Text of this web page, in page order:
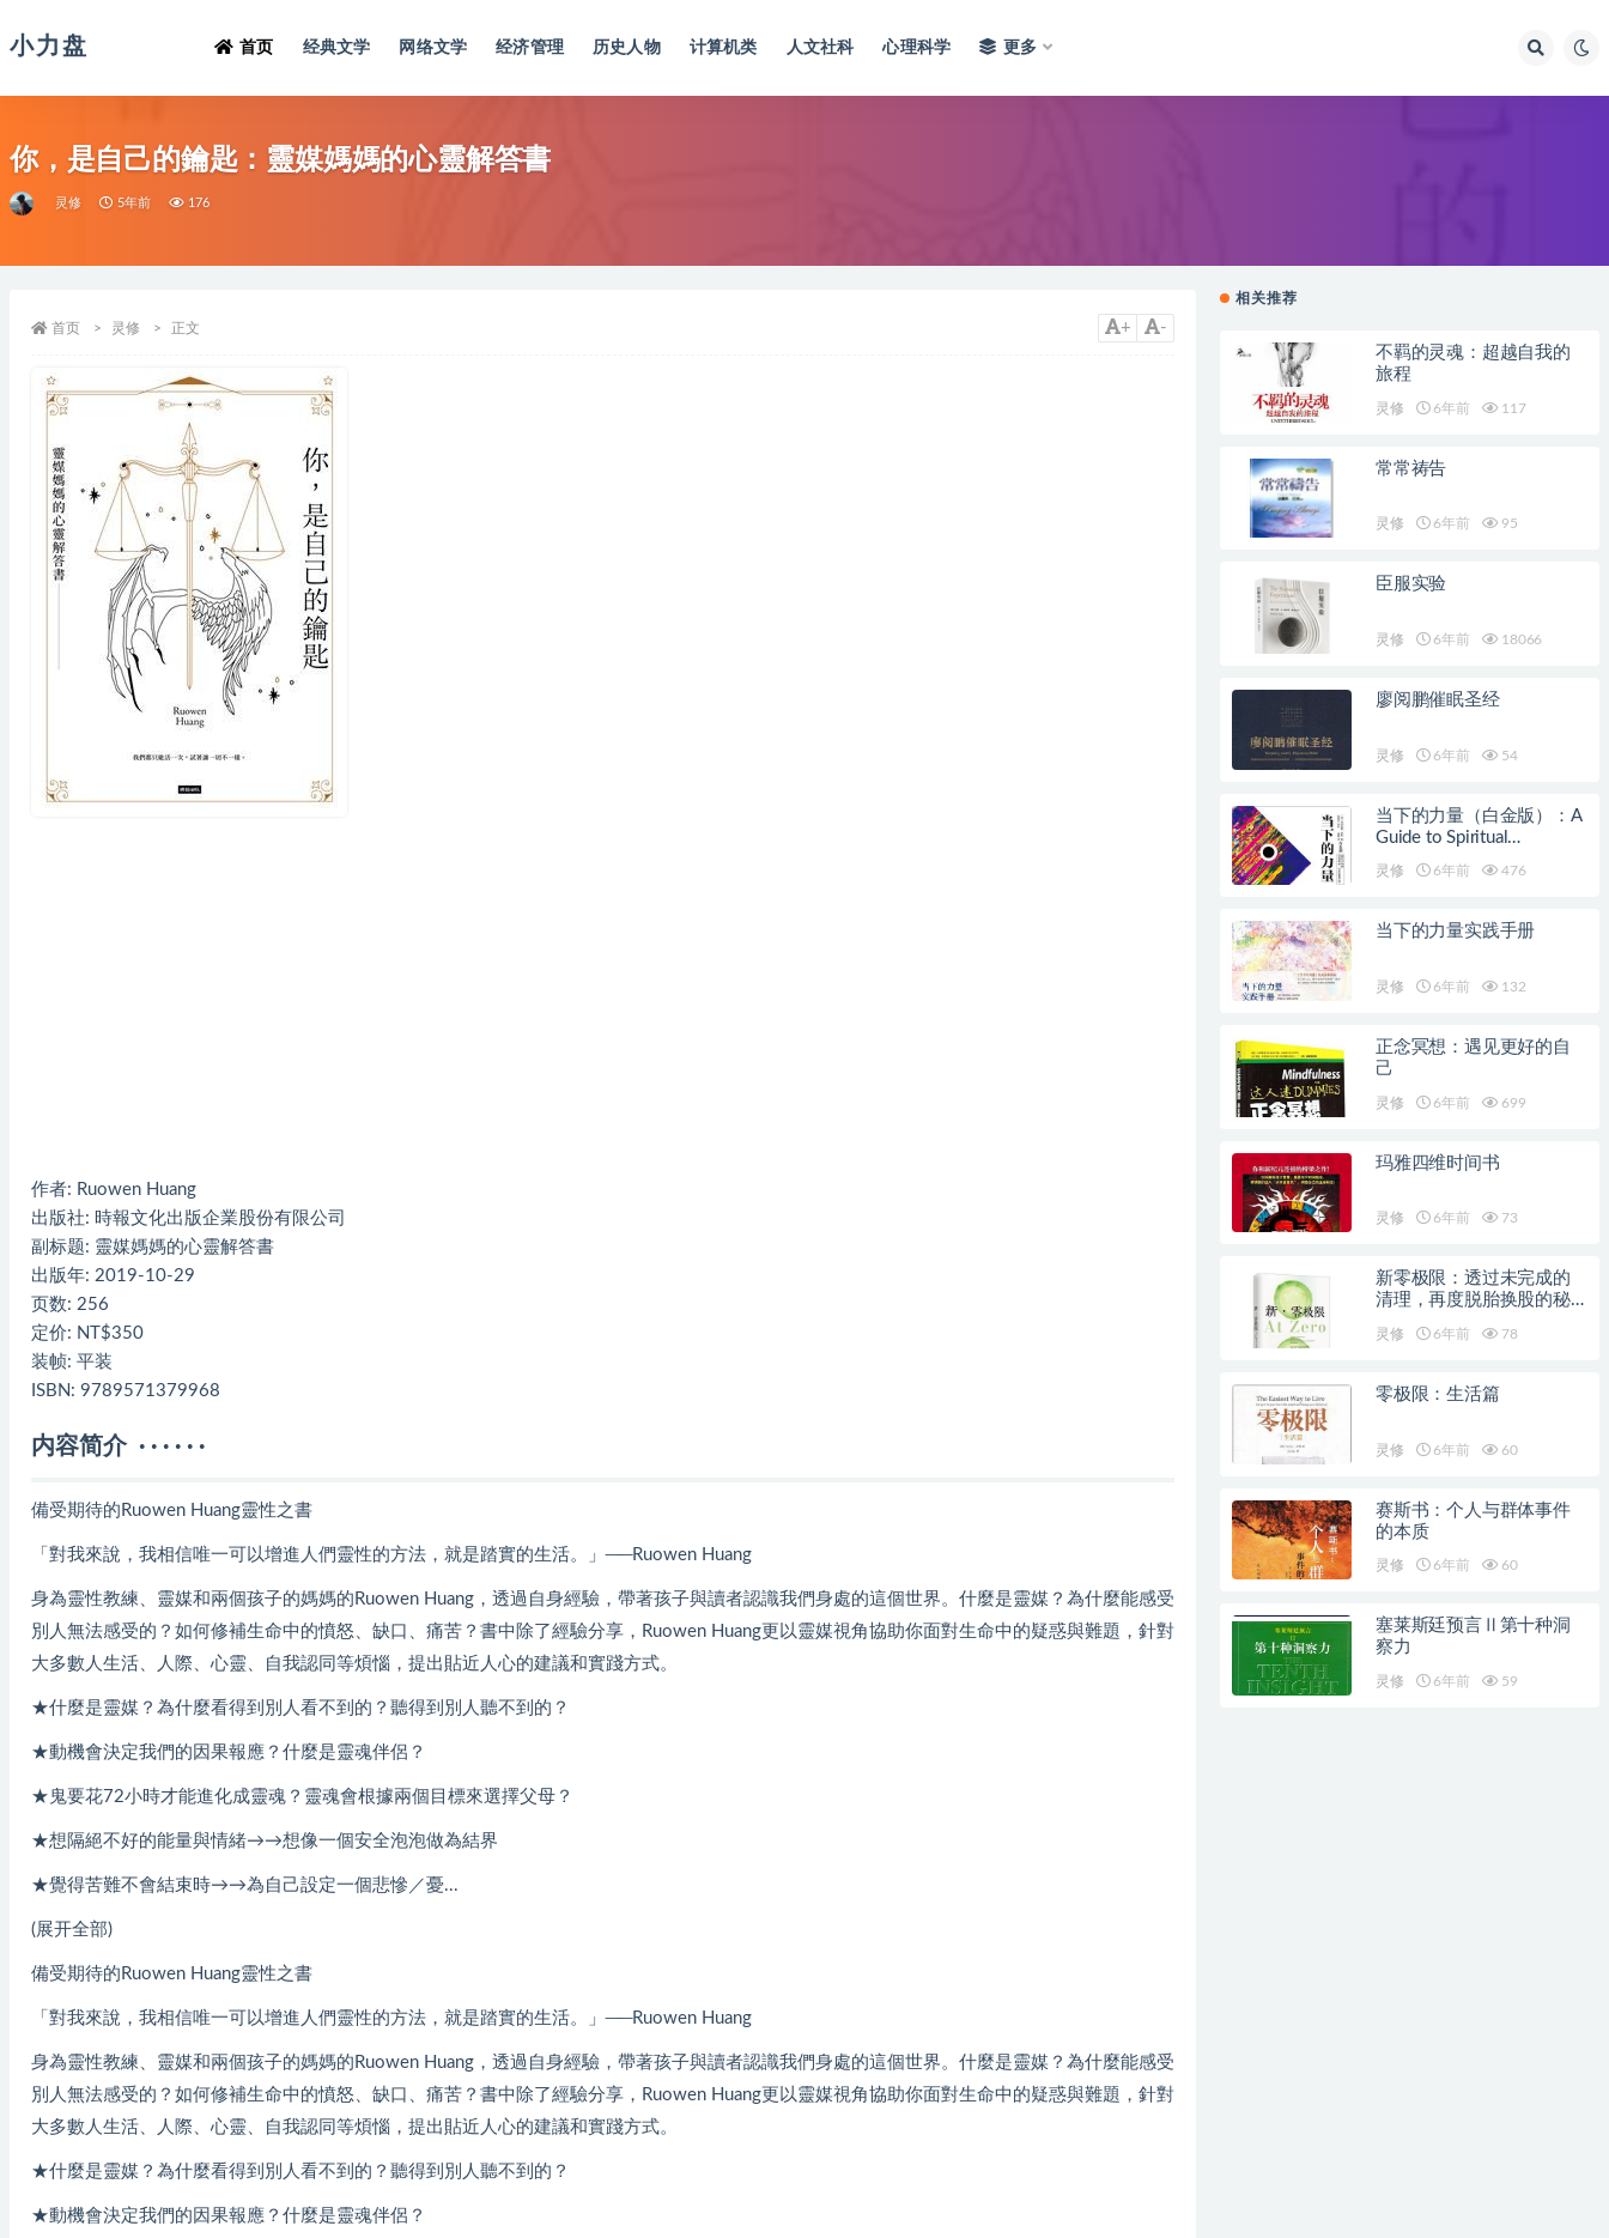
小力盘 首页 经典文学 网络文学 经济管理 历史人物 计算机类 人文社科 心理科学 更多
你，是自己的鑰匙：靈媒媽媽的心靈解答書
灵修 5年前 176
+ -
首页 灵修 正文
作者: Ruowen Huang
出版社: 時報文化出版企業股份有限公司
副标题: 靈媒媽媽的心靈解答書
出版年: 2019-10-29
页数: 256
定价: NT$350
装帧: 平装
ISBN: 9789571379968
内容简介 · · · · · ·
備受期待的Ruowen Huang靈性之書
「對我來說，我相信唯一可以增進人們靈性的方法，就是踏實的生活。」──Ruowen Huang
身為靈性教練、靈媒和兩個孩子的媽媽的Ruowen Huang，透過自身經驗，帶著孩子與讀者認識我們身處的這個世界。什麼是靈媒？為什麼能感受
別人無法感受的？如何修補生命中的憤怒、缺口、痛苦？書中除了經驗分享，Ruowen Huang更以靈媒視角協助你面對生命中的疑惑與難題，針對
大多數人生活、人際、心靈、自我認同等煩惱，提出貼近人心的建議和實踐方式。
★什麼是靈媒？為什麼看得到別人看不到的？聽得到別人聽不到的？
★動機會決定我們的因果報應？什麼是靈魂伴侶？
★鬼要花72小時才能進化成靈魂？靈魂會根據兩個目標來選擇父母？
★想隔絕不好的能量與情緒→→想像一個安全泡泡做為結界
★覺得苦難不會結束時→→為自己設定一個悲慘／憂...
(展开全部)
備受期待的Ruowen Huang靈性之書
「對我來說，我相信唯一可以增進人們靈性的方法，就是踏實的生活。」──Ruowen Huang
身為靈性教練、靈媒和兩個孩子的媽媽的Ruowen Huang，透過自身經驗，帶著孩子與讀者認識我們身處的這個世界。什麼是靈媒？為什麼能感受
別人無法感受的？如何修補生命中的憤怒、缺口、痛苦？書中除了經驗分享，Ruowen Huang更以靈媒視角協助你面對生命中的疑惑與難題，針對
大多數人生活、人際、心靈、自我認同等煩惱，提出貼近人心的建議和實踐方式。
★什麼是靈媒？為什麼看得到別人看不到的？聽得到別人聽不到的？
★動機會決定我們的因果報應？什麼是靈魂伴侶？
相关推荐
不羁的灵魂：超越自我的
旅程
灵修 6年前 117
常常祷告
灵修 6年前 95
臣服实验
灵修 6年前 18066
廖阅鹏催眠圣经
灵修 6年前 54
当下的力量（白金版）：A
Guide to Spiritual
灵修 6年前 476
当下的力量实践手册
灵修 6年前 132
正念冥想：遇见更好的自
己
灵修 6年前 699
玛雅四维时间书
灵修 6年前 73
新零极限：透过未完成的
清理，再度脱胎换股的秘
灵修 6年前 78
零极限：生活篇
灵修 6年前 60
赛斯书：个人与群体事件
的本质
灵修 6年前 60
塞莱斯廷预言Ⅱ第十种洞
察力
灵修 6年前 59